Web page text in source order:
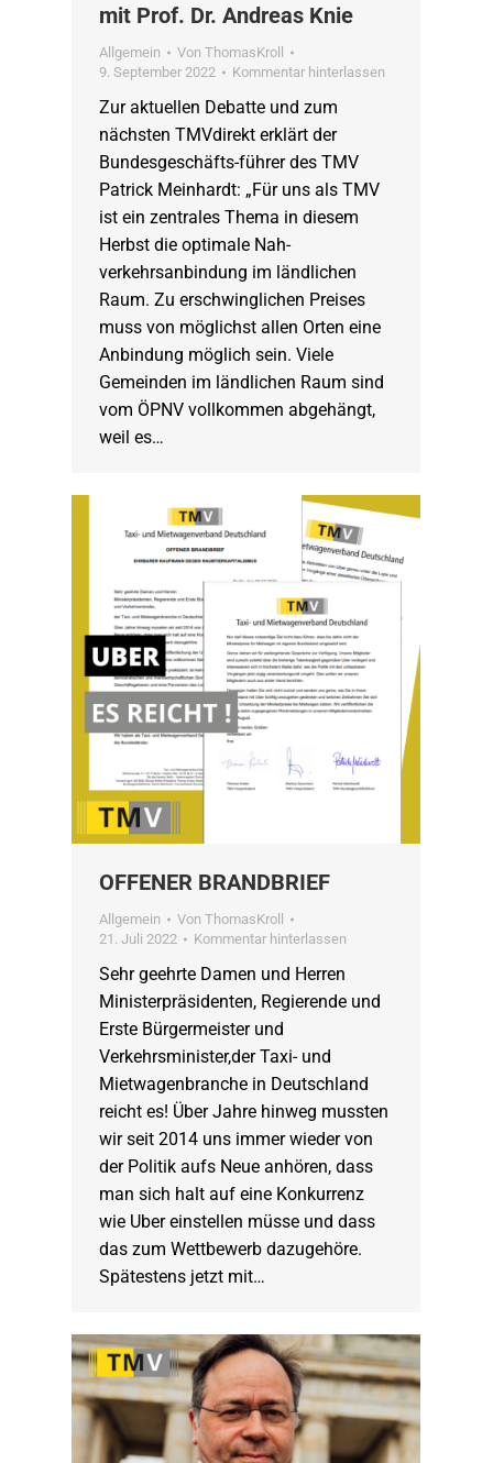
mit Prof. Dr. Andreas Knie
Allgemein Von ThomasKroll
9. September 2022
Kommentar hinterlassen
Zur aktuellen Debatte und zum
nächsten TMVdirekt erklärt der
Bundesgeschäfts-führer des TMV
Patrick Meinhardt: „Für uns als TMV
ist ein zentrales Thema in diesem
Herbst die optimale Nah-
verkehrsanbindung im ländlichen
Raum. Zu erschwinglichen Preises
muss von möglichst allen Orten eine
Anbindung möglich sein. Viele
Gemeinden im ländlichen Raum sind
vom ÖPNV vollkommen abgehängt,
weil es…
OFFENER BRANDBRIEF
Allgemein Von ThomasKroll
21. Juli 2022
Kommentar hinterlassen
Sehr geehrte Damen und Herren
Ministerpräsidenten, Regierende und
Erste Bürgermeister und
Verkehrsminister,der Taxi- und
Mietwagenbranche in Deutschland
reicht es! Über Jahre hinweg mussten
wir seit 2014 uns immer wieder von
der Politik aufs Neue anhören, dass
man sich halt auf eine Konkurrenz
wie Uber einstellen müsse und dass
das zum Wettbewerb dazugehöre.
Spätestens jetzt mit…